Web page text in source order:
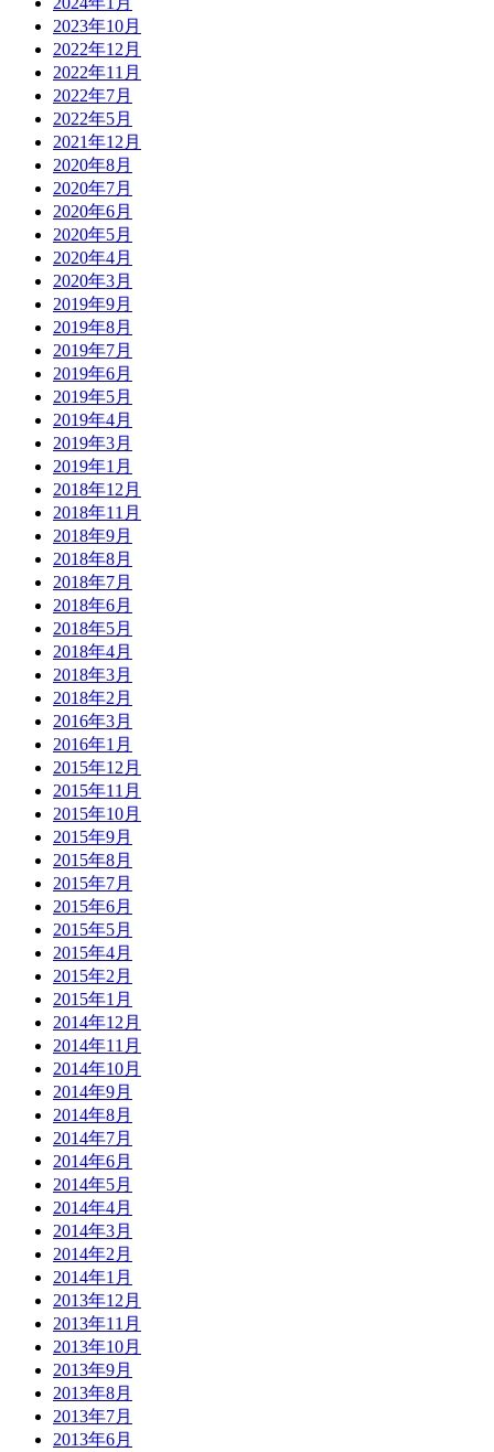
2023年10月
2022年12月
2022年11月
2022年7月
2022年5月
2021年12月
2020年8月
2020年7月
2020年6月
2020年5月
2020年4月
2020年3月
2019年9月
2019年8月
2019年7月
2019年6月
2019年5月
2019年4月
2019年3月
2019年1月
2018年12月
2018年11月
2018年9月
2018年8月
2018年7月
2018年6月
2018年5月
2018年4月
2018年3月
2018年2月
2016年3月
2016年1月
2015年12月
2015年11月
2015年10月
2015年9月
2015年8月
2015年7月
2015年6月
2015年5月
2015年4月
2015年2月
2015年1月
2014年12月
2014年11月
2014年10月
2014年9月
2014年8月
2014年7月
2014年6月
2014年5月
2014年4月
2014年3月
2014年2月
2014年1月
2013年12月
2013年11月
2013年10月
2013年9月
2013年8月
2013年7月
2013年6月